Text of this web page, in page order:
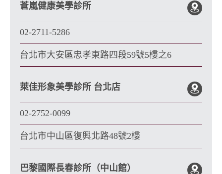
蒼嵐健康美學診所
02-2711-5286
台北市大安區忠孝東路四段59號5樓之6
萊佳形象美學診所 台北店
02-2752-0099
台北市中山區復興北路48號2樓
巴黎國際長春診所（中山館）